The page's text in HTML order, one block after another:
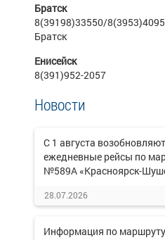
Братск
8(39198)33550/
Братск
Енисейск
8(391)952-2057
Новости
С 1 августа
ежедневные рейсы по
№589А «Красноярск-
28.07.2026
Информация по